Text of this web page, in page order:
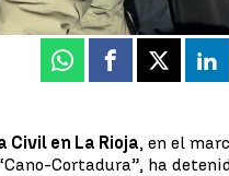
Whatsapp
Facebook
X
Civil en La Rioja, en el
Cortadura”, ha